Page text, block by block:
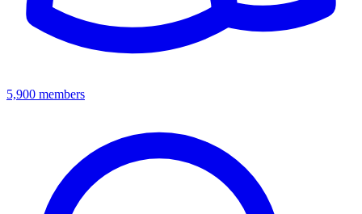
5,900 members